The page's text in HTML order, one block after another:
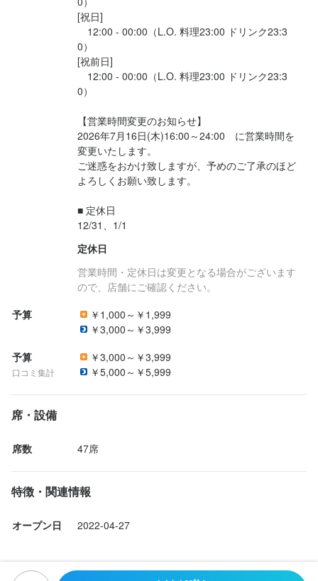
[祝日]
12:00 - 00:00（L.O. 料理23:00 ドリンク23:3
0）
[祝前日]
12:00 - 00:00（L.O. 料理23:00 ドリンク23:3
0）
【営業時間変更のお知らせ】
2026年7月16日(木)16:00～24:00　に営業時間を
変更いたします。
ご迷惑をおかけ致しますが、予めのご了承のほど
よろしくお願い致します。
■ 定休日
12/31、1/1
定休日
営業時間・定休日は変更となる場合がございます
ので、店舗にご確認ください。
予算
￥1,000～￥1,999
￥3,000～￥3,999
予算
口コミ集計
￥3,000～￥3,999
￥5,000～￥5,999
席・設備
席数 47席
特徴・関連情報
オープン日 2022-04-27